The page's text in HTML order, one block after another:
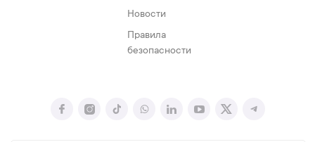
Новости
Правила
безопасности